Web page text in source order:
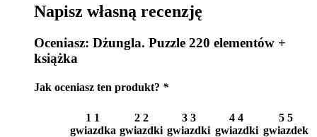
Napisz własną recenzję
Oceniasz: Dżungla. Puzzle 220 elementów +
książka
Jak oceniasz ten produkt? *
1 1
gwiazdka
2 2
gwiazdki
3 3
gwiazdki
4 4
gwiazdki
5 5
gwiazdek